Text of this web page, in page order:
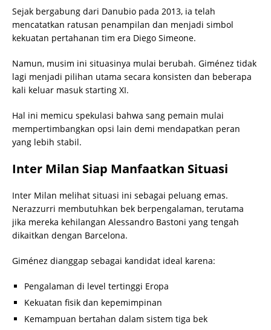
Sejak bergabung dari Danubio pada 2013, ia telah
mencatatkan ratusan penampilan dan menjadi simbol
kekuatan pertahanan tim era Diego Simeone.
Namun, musim ini situasinya mulai berubah. Giménez tidak
lagi menjadi pilihan utama secara konsisten dan beberapa
kali keluar masuk starting XI.
Hal ini memicu spekulasi bahwa sang pemain mulai
mempertimbangkan opsi lain demi mendapatkan peran
yang lebih stabil.
Inter Milan Siap Manfaatkan Situasi
Inter Milan melihat situasi ini sebagai peluang emas.
Nerazzurri membutuhkan bek berpengalaman, terutama
jika mereka kehilangan Alessandro Bastoni yang tengah
dikaitkan dengan Barcelona.
Giménez dianggap sebagai kandidat ideal karena:
Pengalaman di level tertinggi Eropa
Kekuatan fisik dan kepemimpinan
Kemampuan bertahan dalam sistem tiga bek